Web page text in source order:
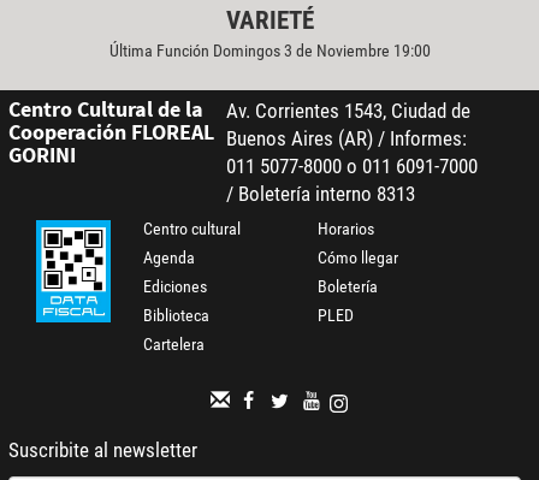
VARIETÉ
Última Función Domingos 3 de Noviembre 19:00
Centro Cultural de la
Cooperación FLOREAL
GORINI
Av. Corrientes 1543, Ciudad de
Buenos Aires (AR) / Informes:
011 5077-8000 o 011 6091-7000
/ Boletería interno 8313
Centro cultural
Agenda
Ediciones
Biblioteca
Cartelera
Horarios
Cómo llegar
Boletería
PLED
Suscribite al newsletter